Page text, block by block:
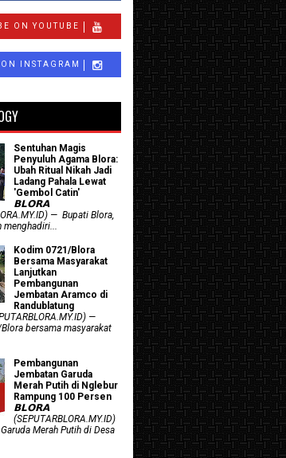
ON YOUTUBE
INSTAGRAM
Sentuhan Magis
Penyuluh Agama Blora:
Ubah Ritual Nikah Jadi
Ladang Pahala Lewat
'Gembol Catin'
𝗕𝗟𝗢𝗥𝗔
— Bupati Blora,
menghadiri...
Kodim 0721/Blora
Bersama Masyarakat
Lanjutkan
Pembangunan
Jembatan Aramco di
Randublatung
—
bersama masyarakat
Pembangunan
Jembatan Garuda
Merah Putih di Nglebur
Rampung 100 Persen
𝗕𝗟𝗢𝗥𝗔
(SEPUTARBLORA.MY.ID)
Merah Putih di Desa